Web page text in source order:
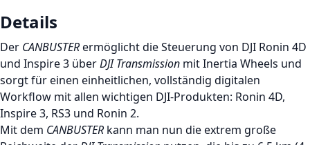
Details
Der CANBUSTERermöglicht die Steuerung von DJI Ronin 4D
und Inspire 3 überDJI Transmission mit Inertia Wheels und
sorgt für einen einheitlichen, vollständig digitalen
Workflow mit allen wichtigen DJI-Produkten: Ronin 4D,
Inspire 3, RS3 und Ronin 2.
Mit dem CANBUSTER kann man nun die extrem große